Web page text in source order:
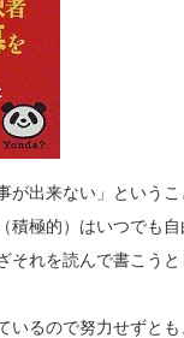
出来ない」という
極的）はいつでも
れを読んで書こうと
るので努力せずと